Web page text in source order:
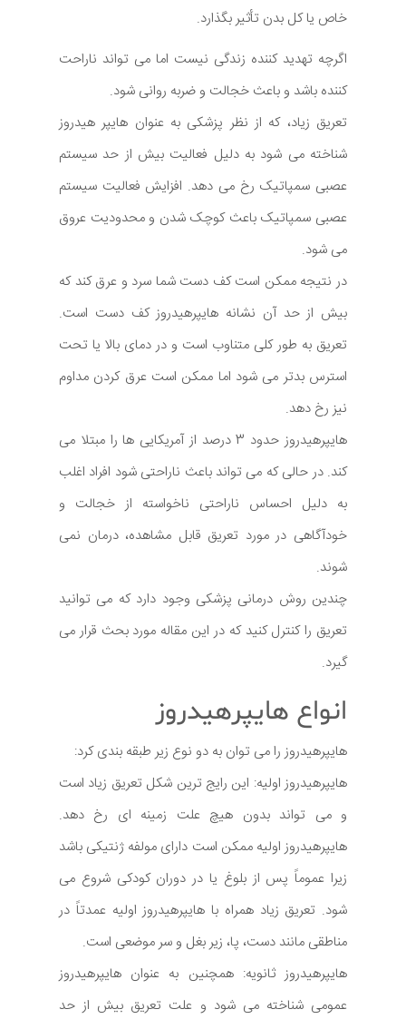
خاص یا کل بدن تأثیر بگذارد.
اگرچه تهدید کننده زندگی نیست اما می تواند ناراحت
کننده باشد و باعث خجالت و ضربه روانی شود.
تعریق زیاد، که از نظر پزشکی به عنوان هایپر هیدروز
شناخته می شود به دلیل فعالیت بیش از حد سیستم
عصبی سمپاتیک رخ می دهد. افزایش فعالیت سیستم
عصبی سمپاتیک باعث کوچک شدن و محدودیت عروق
می شود.
در نتیجه ممکن است کف دست شما سرد و عرق کند که
بیش از حد آن نشانه هایپرهیدروز کف دست است.
تعریق به طور کلی متناوب است و در دمای بالا یا تحت
استرس بدتر می شود اما ممکن است عرق کردن مداوم
نیز رخ دهد.
هایپرهیدروز حدود 3 درصد از آمریکایی ها را مبتلا می
کند. در حالی که می تواند باعث ناراحتی شود افراد اغلب
به دلیل احساس ناراحتی ناخواسته از خجالت و
خودآگاهی در مورد تعریق قابل مشاهده، درمان نمی
شوند.
چندین روش درمانی پزشکی وجود دارد که می توانید
تعریق را کنترل کنید که در این مقاله مورد بحث قرار می
گیرد.
انواع هایپرهیدروز
هایپرهیدروز را می توان به دو نوع زیر طبقه بندی کرد:
هایپرهیدروز اولیه: این رایج ترین شکل تعریق زیاد است
و می تواند بدون هیچ علت زمینه ای رخ دهد.
هایپرهیدروز اولیه ممکن است دارای مولفه ژنتیکی باشد
زیرا عموماً پس از بلوغ یا در دوران کودکی شروع می
شود. تعریق زیاد همراه با هایپرهیدروز اولیه عمدتاً در
مناطقی مانند دست، پا، زیر بغل و سر موضعی است.
هایپرهیدروز ثانویه: همچنین به عنوان هایپرهیدروز
عمومی شناخته می شود و علت تعریق بیش از حد